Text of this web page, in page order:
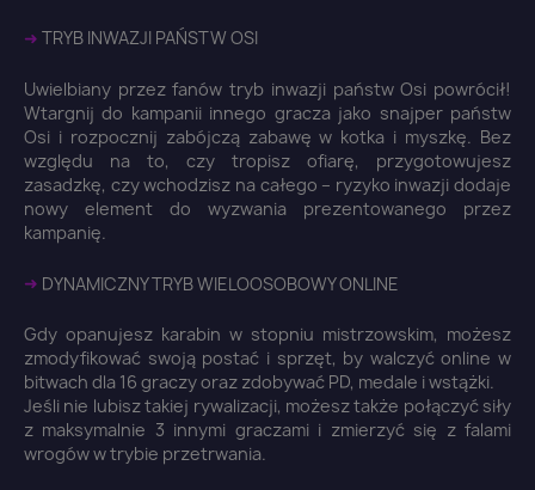
➜ TRYB INWAZJI PAŃSTW OSI
Uwielbiany przez fanów tryb inwazji państw Osi powrócił!
Wtargnij do kampanii innego gracza jako snajper państw
Osi i rozpocznij zabójczą zabawę w kotka i myszkę. Bez
względu na to, czy tropisz ofiarę, przygotowujesz
zasadzkę, czy wchodzisz na całego – ryzyko inwazji dodaje
nowy element do wyzwania prezentowanego przez
kampanię.
➜ DYNAMICZNY TRYB WIELOOSOBOWY ONLINE
Gdy opanujesz karabin w stopniu mistrzowskim, możesz
zmodyfikować swoją postać i sprzęt, by walczyć online w
bitwach dla 16 graczy oraz zdobywać PD, medale i wstążki.
Jeśli nie lubisz takiej rywalizacji, możesz także połączyć siły
z maksymalnie 3 innymi graczami i zmierzyć się z falami
wrogów w trybie przetrwania.